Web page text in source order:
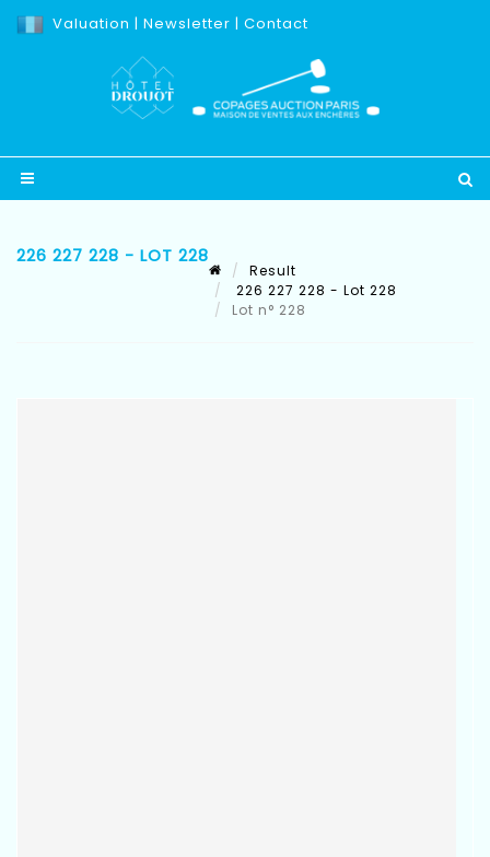
Valuation | Newsletter | Contact
226 227 228 - LOT 228
Result
226 227 228 - Lot 228
Lot n° 228